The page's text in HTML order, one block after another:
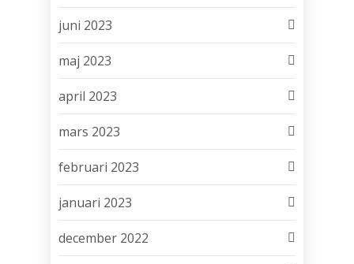
juni 2023
maj 2023
april 2023
mars 2023
februari 2023
januari 2023
december 2022